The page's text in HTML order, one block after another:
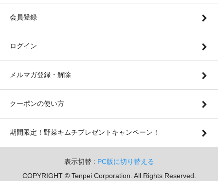
会員登録
ログイン
メルマガ登録・解除
クーポンの使い方
期間限定！野菜キムチプレゼントキャンペーン！
表示切替 : PC版に切り替える
COPYRIGHT © Tenpei Corporation. All Rights Reserved.